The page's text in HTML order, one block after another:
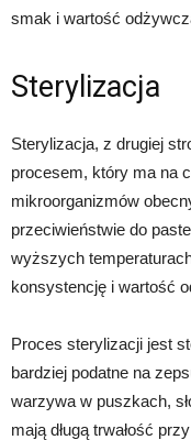
smak i wartość
Sterylizacja
Sterylizacja, z drugiej
procesem, który ma na
mikroorganizmów
przeciwieństwie do
wyższych
konsystencję i wartość
Proces sterylizacji jest
bardziej podatne na
warzywa w puszkach,
mają długą trwałość